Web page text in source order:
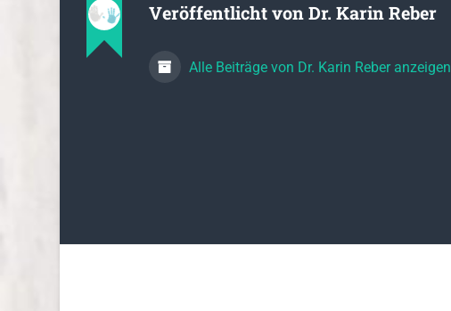
Veröffentlicht vonDr. Karin Reber
Alle Beiträge von Dr. Karin Reber anzeigen